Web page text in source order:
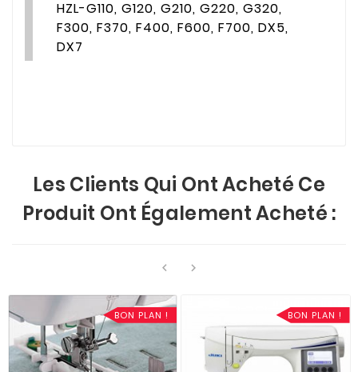
HZL-G110, G120, G210, G220, G320,
F300, F370, F400, F600, F700, DX5,
DX7
Les Clients Qui Ont Acheté Ce
Produit Ont Également Acheté :
 
BON PLAN ! BON PLAN !